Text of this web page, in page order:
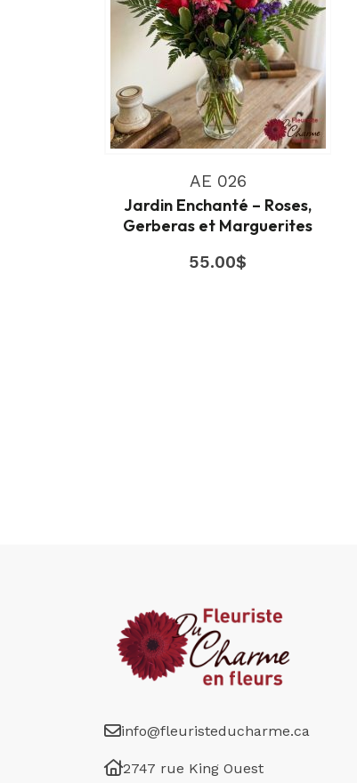
AE 026
Jardin Enchanté – Roses,
Gerberas et Marguerites
55.00$
info@fleuristeducharme.ca
2747 rue King Ouest